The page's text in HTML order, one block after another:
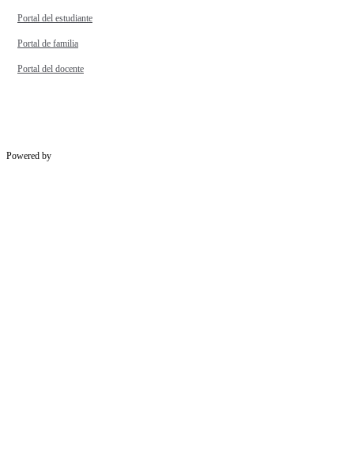
Portal del estudiante
Portal de familia
Portal del docente
Powered by